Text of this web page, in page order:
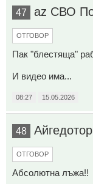
47 az СВО
ОТГОВОР
Пак "блестяща"
И видео има...
08:27 15.05.2026
48 Айгедотор
ОТГОВОР
Абсолютна лъжа!!